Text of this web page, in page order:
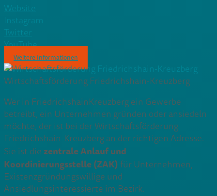
Website
Instagram
Twitter
YouTube
Weitere Informationen
Wirtschaftsförderung Friedrichshain-Kreuzberg
Wer in Friedrichshain­Kreuzberg ein Gewerbe
betreibt, ein Unternehmen gründen oder ansiedeln
möchte, der ist bei der Wirtschaftsförderung
Friedrichshain-­Kreuzberg an der richtigen Adresse.
Sie ist die zentrale Anlauf­ und
Koordinierungsstelle (ZAK) für Unternehmen,
Existenzgründungswillige und
Ansiedlungsinteressierte im Bezirk.